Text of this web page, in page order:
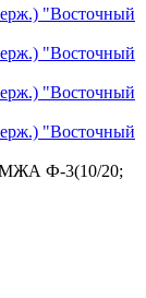
МЖА Ф-3(10/20;